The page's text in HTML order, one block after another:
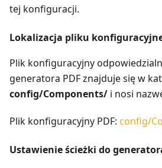
tej konfiguracji.
Lokalizacja pliku
Plik konfiguracyjny
generatora PDF znajduje się w
config/Components/ i nosi
Plik konfiguracyjny PDF: config/
Ustawienie ścieżki do